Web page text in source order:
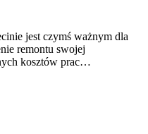
jest czymś ważnym dla
remontu swojej
kosztów prac…